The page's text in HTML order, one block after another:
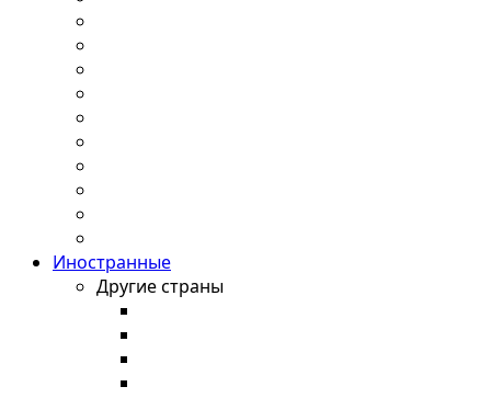
Иностранные
Другие страны